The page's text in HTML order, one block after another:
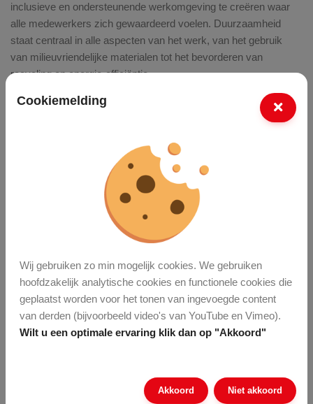
Cookiemelding
Wij gebruiken zo min mogelijk cookies. We gebruiken
hoofdzakelijk analytische cookies en functionele cookies die
geplaatst worden voor het tonen van ingevoegde content
van derden (bijvoorbeeld video's van YouTube en Vimeo).
Wilt u een optimale ervaring klik dan op "Akkoord"
Akkoord Niet akkoord
inclusieve en ondersteunende werkomgeving te creëren waar
alle medewerkers zich gewaardeerd voelen. Duurzaamheid
staat centraal in alle aspecten van het werk, van het gebruik
van milieuvriendelijke materialen tot het bevorderen van
recycling en energie-efficiëntie.
Conclusie
van speelvoorzieningen biedt een unieke gelegenheid om een
positieve impact te hebben op de levens van kinderen en
gezinnen in Enschede. Door te investeren in kennis,
vaardigheden en een sterke samenwerking, dragen
medewerkers en leerlingen bij aan het creëren van veilige en
stimulerende speelomgevingen. Met een focus op
Onderhoud Enschede BV om speelplezier mogelijk te maken
voor alle kinderen in de stad.